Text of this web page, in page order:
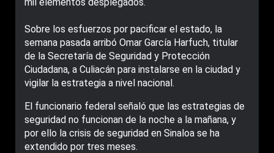
mil elementos desplegados.
Sobre los esfuerzos por pacificar el estado, la
semana pasada arribó Omar García Harfuch, titular
de la Secretaría de Seguridad y Protección
Ciudadana, a Culiacán para instalarse en la ciudad y
vigilar la estrategia a nivel nacional.
El funcionario federal señaló que las estrategias de
seguridad no funcionan de la noche a la mañana, y
por ello la crisis de seguridad en Sinaloa se ha
extendido por tres meses.